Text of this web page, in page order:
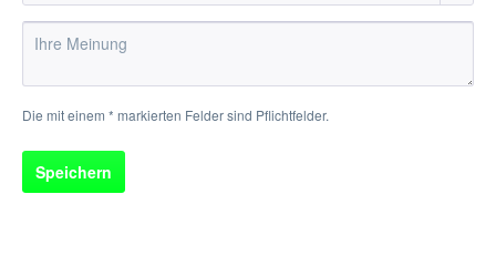
Die mit einem * markierten Felder sind Pflichtfelder.
Speichern